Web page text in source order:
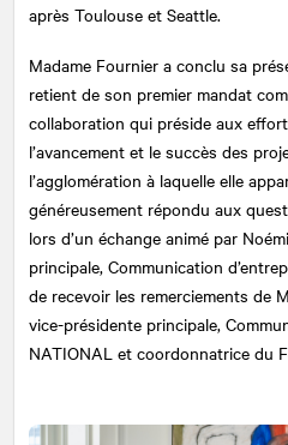
après Toulouse et Seattle.
Madame Fournier a conclu sa
retient de son premier mandat
collaboration qui préside aux
l’avancement et le succès des
l’agglomération à laquelle elle
généreusement répondu aux
lors d’un échange animé par
principale, Communication
de recevoir les remerciements de
vice-présidente principale,
NATIONAL et coordonnatrice du